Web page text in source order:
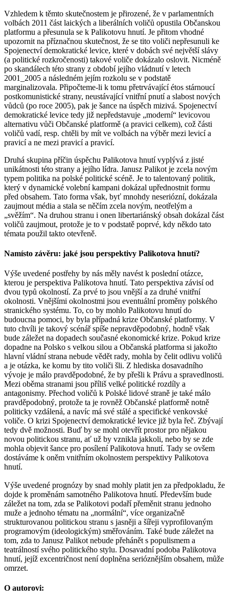
Vzhledem k těmto skutečnostem je přirozené, že v parlamentních
volbách 2011 část laických a liberálních voličů opustila Občanskou
platformu a přesunula se k Palikotovu hnutí. Je přitom vhodné
upozornit na příznačnou skutečnost, že se tito voliči nepřesunuli ke
Spojenectví demokratické levice, které v dobách své největší slávy
(a politické rozkročenosti) takové voliče dokázalo oslovit. Nicméně
po skandálech této strany z období jejího vládnutí v letech
2001_2005 a následném jejím rozkolu se v podstatě
marginalizovala. Připočteme-li k tomu přetrvávající étos stárnoucí
postkomunistické strany, neustávající vnitřní pnutí a slabost nových
vůdců (po roce 2005), pak je šance na úspěch mizivá. Spojenectví
demokratické levice tedy již nepředstavuje „moderní“ levicovou
alternativu vůči Občanské platformě (a pravici celkem), což části
voličů vadí, resp. chtěli by mít ve volbách na výběr mezi levicí a
pravicí a ne mezi pravicí a pravicí.
Druhá skupina příčin úspěchu Palikotova hnutí vyplývá z jisté
unikátnosti této strany a jejího lídra. Janusz Palikot je zcela novým
typem politika na polské politické scéně. Je to talentovaný politik,
který v dynamické volební kampani dokázal upřednostnit formu
před obsahem. Tato forma však, byť mnohdy neseriózní, dokázala
zaujmout média a stala se něčím zcela novým, neotřelým a
„svěžím“. Na druhou stranu i onen libertariánský obsah dokázal část
voličů zaujmout, protože je to v podstatě poprvé, kdy někdo tato
témata použil takto otevřeně.
Namísto závěru: jaké jsou perspektivy Palikotova hnutí?
Výše uvedené postřehy by nás měly navést k poslední otázce,
kterou je perspektiva Palikotova hnutí. Tato perspektiva závisí od
dvou typů okolností. Za prvé to jsou vnější a za druhé vnitřní
okolnosti. Vnějšími okolnostmi jsou eventuální proměny polského
stranického systému. To, co by mohlo Palikotovu hnutí do
budoucna pomoci, by byla případná krize Občanské platformy. V
tuto chvíli je takový scénář spíše nepravděpodobný, hodně však
bude záležet na dopadech současné ekonomické krize. Pokud krize
dopadne na Polsko s velkou silou a Občanská platforma si jakožto
hlavní vládní strana nebude vědět rady, mohla by čelit odlivu voličů
a je otázka, ke komu by tito voliči šli. Z hlediska dosavadního
vývoje je málo pravděpodobné, že by přešli k Právu a spravedlnosti.
Mezi oběma stranami jsou příliš velké politické rozdíly a
antagonismy. Přechod voličů k Polské lidové straně je také málo
pravděpodobný, protože ta je rovněž Občanské platformě notně
politicky vzdálená, a navíc má své stálé a specifické venkovské
voliče. O krizi Spojenectví demokratické levice již byla řeč. Zbývají
tedy dvě možnosti. Buď by se mohl otevřít prostor pro nějakou
novou politickou stranu, ať už by vznikla jakkoli, nebo by se zde
mohla objevit šance pro posílení Palikotova hnutí. Tady se ovšem
dostáváme k oněm vnitřním okolnostem perspektivy Palikotova
hnutí.
Výše uvedené prognózy by snad mohly platit jen za předpokladu, že
dojde k proměnám samotného Palikotova hnutí. Především bude
záležet na tom, zda se Palikotovi podaří přeměnit stranu jednoho
muže a jednoho tématu na „normální“, více organizačně
strukturovanou politickou stranu s jasněji a šířeji vyprofilovaným
programovým (ideologickým) směřováním. Také bude záležet na
tom, zda to Janusz Palikot nebude přehánět s populismem a
teatrálností svého politického stylu. Dosavadní podoba Palikotova
hnutí, jejíž excentričnost není doplněna serióznějším obsahem, může
omrzet.
O autorovi: